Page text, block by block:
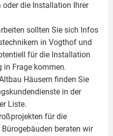
die Installation Ihrer
sollten Sie sich Infos
in Vogthof und
für die Installation
in Frage kommen.
Häusern finden Sie
in der
Liste.
für die
beraten wir